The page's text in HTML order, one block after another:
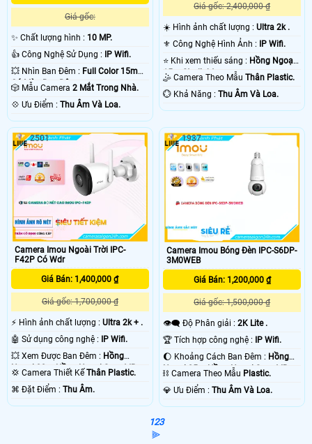
Giá gốc:
✨ Chất lượng hình : 10 MP.
👍 Công Nghệ Sử Dụng : IP Wifi.
💥 Nhìn Ban Đêm : Full Color 15m
Có Màu Ban Ðêm.
🎲 Mẫu Camera 2 Mắt Trong Nhà.
️💠 Ưu Điểm : Thu Âm Và Loa.
Giá gốc: 2,400,000 ₫
☀️ Hình ảnh chất lượng :Ultra 2k .
⚜️ Công Nghệ Hình Ảnh : IP Wifi.
⭐ Khi xem thiếu sáng : Hồng Ngoại
15m Starlight.
🤹 Camera Theo MẫuThân Plastic.
️💮 Khả Năng :Thu Âm Và Loa.
Camera Imou Ngoài Trời IPC-
F42P Có Wdr
Giá Bán: 1,400,000 ₫
Giá gốc: 1,700,000 ₫
️⚡ Hình ảnh chất lượng : Ultra 2k + .
🤖️ Sử dụng công nghệ :
IP Wifi.
💥 Xem Được Ban Đêm : Hồng
Ngoại 30m Hồng Ngoại Smart IR.
💢 Camera Thiết Kế Thân Plastic.
️⌘ Đặt Điểm : Thu Âm.
2501
Camera Imou Bóng Đèn IPC-S6DP-
3M0WEB
Giá Bán: 1,200,000 ₫
Giá gốc: 1,500,000 ₫
👁️‍🗨 Độ Phân giải :2K Lite .
🏆 Tích hợp công nghệ :
IP Wifi.
🌔 Khoảng Cách Ban Đêm : Hồng
Ngoại 25m Hồng Ngoại Smart IR.
⛓ Camera Theo Mẫu Plastic.
️💎 Ưu Điểm :Thu Âm Và Loa.
1937
123
⫸